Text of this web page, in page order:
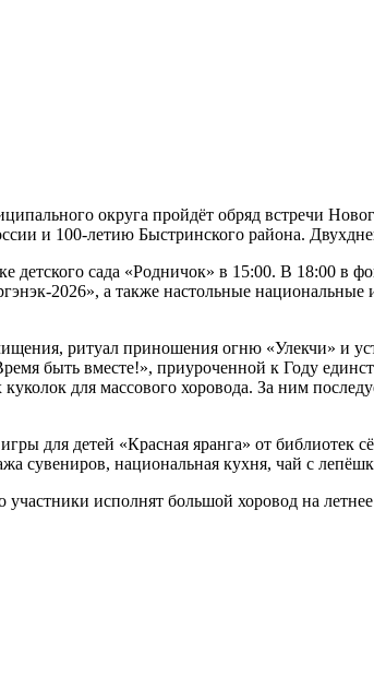
округа пройдёт обряд встречи
и 100-летию Быстринского района.
сада «Родничок» в 15:00. В 18:00 в
2026», а также настольные
ритуал приношения огню «Улекчи» и
быть вместе!», приуроченной к Году
для массового хоровода. За ним
для детей «Красная яранга» от библиотек
сувениров, национальная кухня, чай с
исполнят большой хоровод на